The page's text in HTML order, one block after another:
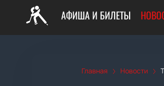
АФИША И БИЛЕТЫ
Главная Новости